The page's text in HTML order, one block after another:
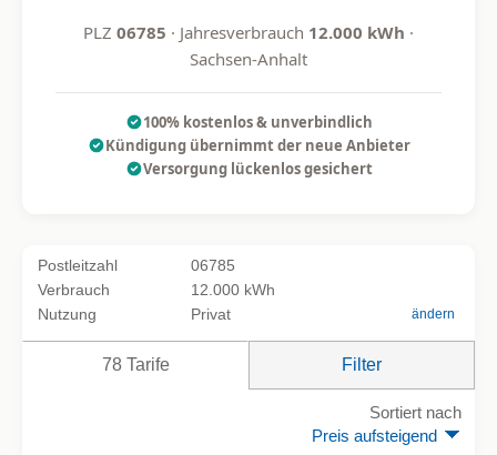
PLZ 06785 · Jahresverbrauch 12.000 kWh ·
Sachsen-Anhalt
100% kostenlos & unverbindlich
Kündigung übernimmt der neue Anbieter
Versorgung lückenlos gesichert